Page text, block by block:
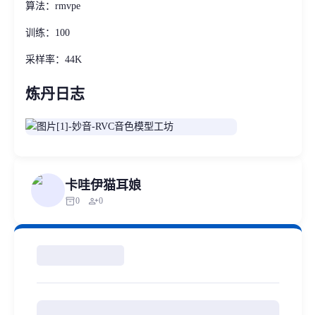
算法：rmvpe
训练：100
采样率：44K
炼丹日志
卡哇伊猫耳娘
inventory_20 person_add0